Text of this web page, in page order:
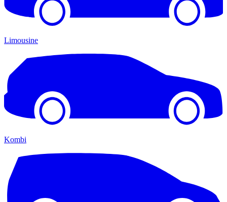
Limousine
Kombi